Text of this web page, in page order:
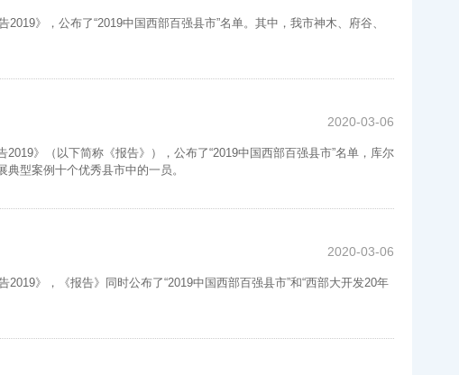
》，公布了“2019中国西部百强县市”名单。其中，我市神木、府谷、
2020-03-06
》（以下简称《报告》），公布了“2019中国西部百强县市”名单，库尔
型案例十个优秀县市中的一员。
2020-03-06
》，《报告》同时公布了“2019中国西部百强县市”和“西部大开发20年